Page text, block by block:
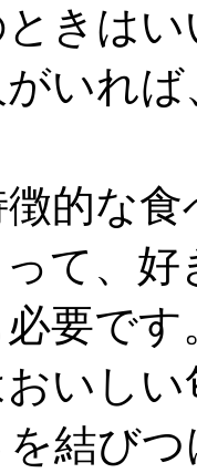
きは
いれ
的な
て、
要です
いしい
結び